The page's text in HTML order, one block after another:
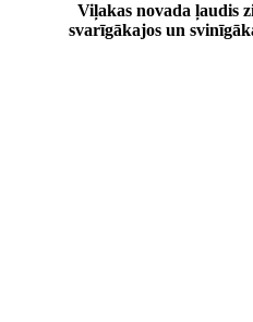
Viļakas novada ļaudis
svarīgākajos un